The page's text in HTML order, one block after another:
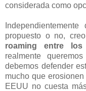
considerada como
propuesto o no,
roaming entre
realmente
debemos defender
mucho que
EEUU no cuesta